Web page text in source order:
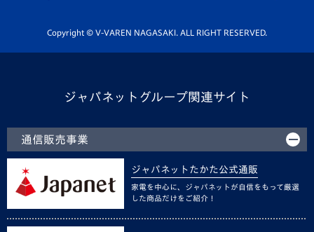
ホームタウン活動
Copyright © V-VAREN NAGASAKI. ALL RIGHT RESERVED.
ジャパネットグループ関連サイト
通信販売事業
ジャパネットたかた公式通販
家電を中心に、ジャパネットが自信をもって厳選
した商品だけをご紹介！